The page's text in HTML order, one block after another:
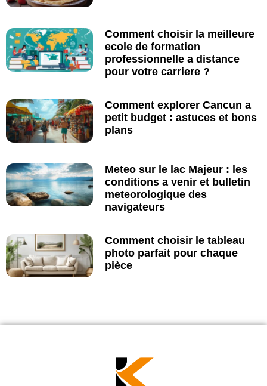
Comment choisir la meilleure
ecole de formation
professionnelle a distance
pour votre carriere ?
Comment explorer Cancun a
petit budget : astuces et bons
plans
Meteo sur le lac Majeur : les
conditions a venir et bulletin
meteorologique des
navigateurs
Comment choisir le tableau
photo parfait pour chaque
pièce